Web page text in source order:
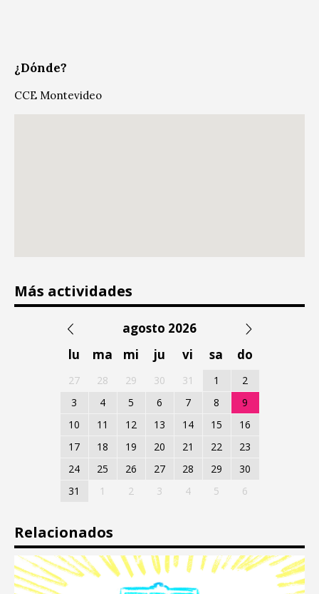
¿Dónde?
CCE Montevideo
Más actividades
agosto 2026
lu
ma mi ju vi sa do
27 28 29 30 31 1
2
3
4 5 6 7 8
9
10
11 12 13 14 15
16
17
18 19 20 21 22
23
24
25 26 27 28 29
30
31
1 2 3 4 5 6
Relacionados